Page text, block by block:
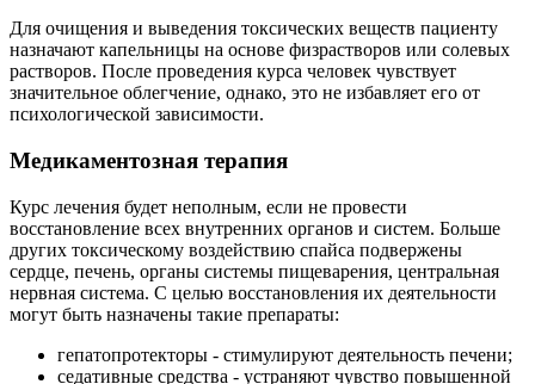
Для очищения и выведения токсических веществ пациенту
назначают капельницы на основе физрастворов или солевых
растворов. После проведения курса человек чувствует
значительное облегчение, однако, это не избавляет его от
психологической зависимости.
Медикаментозная терапия
Курс лечения будет неполным, если не провести
восстановление всех внутренних органов и систем. Больше
других токсическому воздействию спайса подвержены
сердце, печень, органы системы пищеварения, центральная
нервная система. С целью восстановления их деятельности
могут быть назначены такие препараты:
гепатопротекторы - стимулируют деятельность печени;
седативные средства - устраняют чувство повышенной